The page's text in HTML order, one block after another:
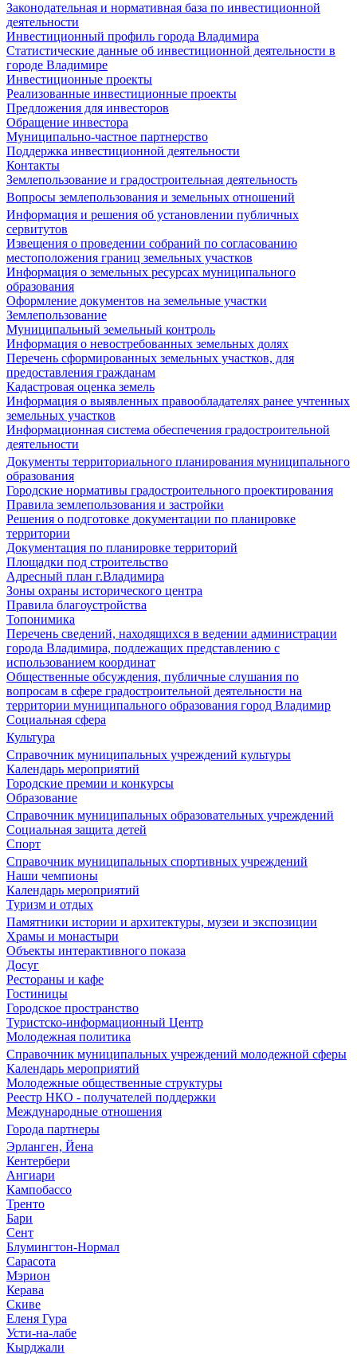
Законодательная и нормативная база по инвестиционной
деятельности
Инвестиционный профиль города Владимира
Статистические данные об инвестиционной деятельности в
городе Владимире
Инвестиционные проекты
Реализованные инвестиционные проекты
Предложения для инвесторов
Обращение инвестора
Муниципально-частное партнерство
Поддержка инвестиционной деятельности
Контакты
Землепользование и градостроительная деятельность
Вопросы землепользования и земельных отношений
Информация и решения об установлении публичных
сервитутов
Извещения о проведении собраний по согласованию
местоположения границ земельных участков
Информация о земельных ресурсах муниципального
образования
Оформление документов на земельные участки
Землепользование
Муниципальный земельный контроль
Информация о невостребованных земельных долях
Перечень сформированных земельных участков, для
предоставления гражданам
Кадастровая оценка земель
Информация о выявленных правообладателях ранее учтенных
земельных участков
Информационная система обеспечения градостроительной
деятельности
Документы территориального планирования муниципального
образования
Городские нормативы градостроительного проектирования
Правила землепользования и застройки
Решения о подготовке документации по планировке
территории
Документация по планировке территорий
Площадки под строительство
Адресный план г.Владимира
Зоны охраны исторического центра
Правила благоустройства
Топонимика
Перечень сведений, находящихся в ведении администрации
города Владимира, подлежащих представлению с
использованием координат
Общественные обсуждения, публичные слушания по
вопросам в сфере градостроительной деятельности на
территории муниципального образования город Владимир
Социальная сфера
Культура
Справочник муниципальных учреждений культуры
Календарь мероприятий
Городские премии и конкурсы
Образование
Справочник муниципальных образовательных учреждений
Социальная защита детей
Спорт
Справочник муниципальных спортивных учреждений
Наши чемпионы
Календарь мероприятий
Туризм и отдых
Памятники истории и архитектуры, музеи и экспозиции
Храмы и монастыри
Объекты интерактивного показа
Досуг
Рестораны и кафе
Гостиницы
Городское пространство
Туристско-информационный Центр
Молодежная политика
Справочник муниципальных учреждений молодежной сферы
Календарь мероприятий
Молодежные общественные структуры
Реестр НКО - получателей поддержки
Международные отношения
Города партнеры
Эрланген, Йена
Кентербери
Ангиари
Кампобассо
Тренто
Бари
Сент
Блумингтон-Нормал
Сарасота
Мэрион
Керава
Скиве
Еленя Гура
Усти-на-лабе
Кырджали